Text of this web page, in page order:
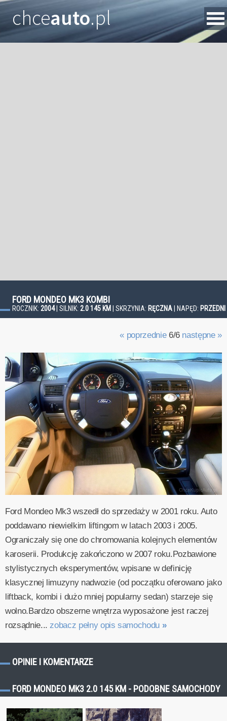
chceauto.pl
FORD MONDEO MK3 KOMBI
ROCZNIK: 2004| SILNIK: 2.0 145 KM | SKRZYNIA: RĘCZNA | NAPĘD: PRZEDNI
« poprzednie6/6 następne »
Ford Mondeo Mk3 wszedł do sprzedaży w 2001 roku. Auto
poddawano niewielkim liftingom w latach 2003 i 2005.
Ograniczały się one do chromowania kolejnych elementów
karoserii. Produkcję zakończono w 2007 roku.Pozbawione
stylistycznych eksperymentów, wpisane w definicję
klasycznej limuzyny nadwozie (od początku oferowano jako
liftback, kombi i dużo mniej popularny sedan) starzeje się
wolno.Bardzo obszerne wnętrza wyposażone jest raczej
rozsądnie...zobacz pełny opis samochodu »
OPINIE I KOMENTARZE
FORD MONDEO MK3 2.0 145 KM - PODOBNE SAMOCHODY